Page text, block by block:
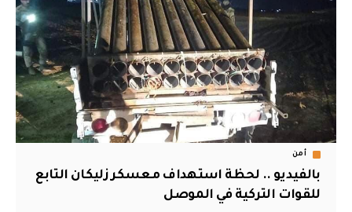
أمن
بالفيديو .. لحظة استهداف معسكر زليكان التابع
للقوات التركية في الموصل